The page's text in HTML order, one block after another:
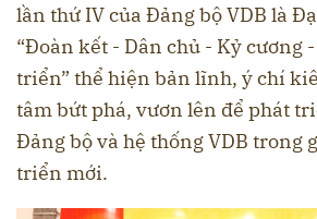
lần thứ IV của Đảng bộ VDB là
“Đoàn kết - Dân chủ - Kỷ cương
triển” thể hiện bản lĩnh, ý chí
tâm bứt phá, vươn lên để phát
Đảng bộ và hệ thống VDB trong
triển mới.